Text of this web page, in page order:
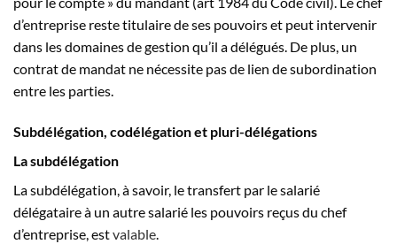
d’entreprise reste titulaire de ses pouvoirs et peut intervenir
dans les domaines de gestion qu’il a délégués. De plus, un
contrat de mandat ne nécessite pas de lien de subordination
entre les parties.
Subdélégation, codélégation et pluri-délégations
La subdélégation
La subdélégation, à savoir, le transfert par le salarié
délégataire à un autre salarié les pouvoirs reçus du chef
d’entreprise, estvalable.